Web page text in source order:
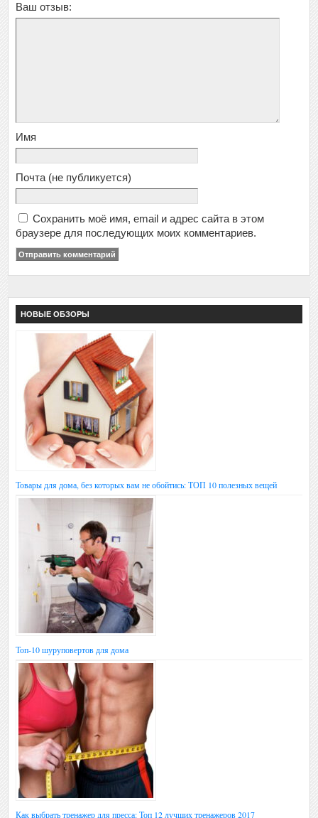
Ваш отзыв:
Имя
Почта (не публикуется)
Сохранить моё имя, email и адрес сайта в этом
браузере для последующих моих комментариев.
НОВЫЕ ОБЗОРЫ
Товары для дома, без которых вам не обойтись: ТОП 10 полезных вещей
Топ-10 шуруповертов для дома
Как выбрать тренажер для пресса: Топ 12 лучших тренажеров 2017